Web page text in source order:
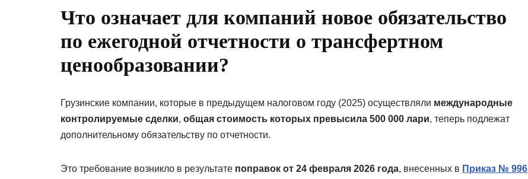
Что означает для компаний новое обязательство
по ежегодной отчетности о трансфертном
ценообразовании?
Грузинские компании, которые в предыдущем налоговом году (2025) осуществляли международные
контролируемые сделки, общая стоимость которых превысила 500 000 лари, теперь подлежат
дополнительному обязательству по отчетности.
Это требование возникло в результате поправок от 24 февраля 2026 года, внесенных в Приказ № 996